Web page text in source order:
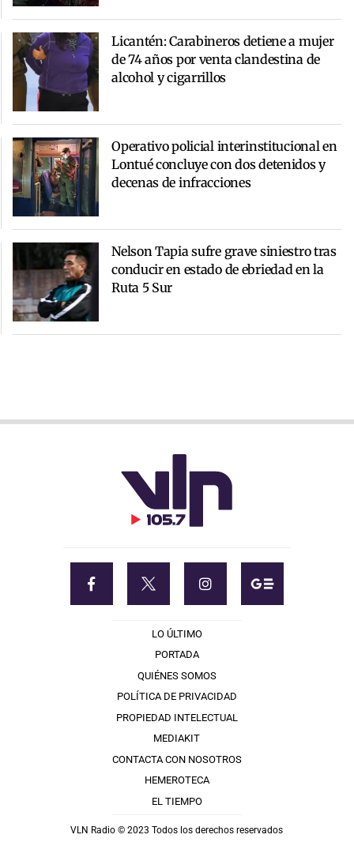
Licantén: Carabineros detiene a mujer
de 74 años por venta clandestina de
alcohol y cigarrillos
Operativo policial interinstitucional en
Lontué concluye con dos detenidos y
decenas de infracciones
Nelson Tapia sufre grave siniestro tras
conducir en estado de ebriedad en la
Ruta 5 Sur
LO ÚLTIMO
PORTADA
QUIÉNES SOMOS
POLÍTICA DE PRIVACIDAD
PROPIEDAD INTELECTUAL
MEDIAKIT
CONTACTA CON NOSOTROS
HEMEROTECA
EL TIEMPO
VLN Radio © 2023 Todos los derechos reservados